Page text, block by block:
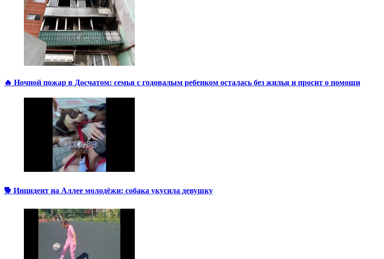
🔥 Ночной пожар в Досчатом: семья с годовалым ребенком осталась без жилья и просит о помощи
🐕 Инцидент на Аллее молодёжи: собака укусила девушку